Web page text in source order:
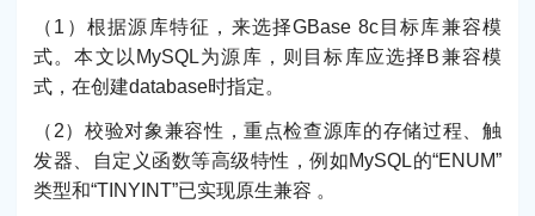
（1）根据源库特征，来选择GBase 8c目标库兼容模
式。本文以MySQL为源库，则目标库应选择B兼容模
式，在创建database时指定。
（2）校验对象兼容性，重点检查源库的存储过程、触
发器、自定义函数等高级特性，例如MySQL的“ENUM”
类型和“TINYINT”已实现原生兼容 。